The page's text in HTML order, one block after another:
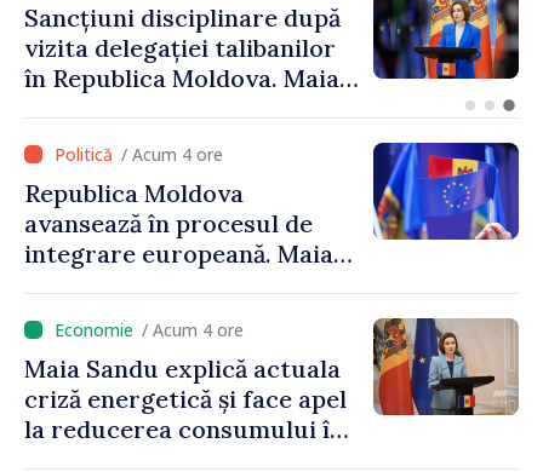
Adunarea Populară a
Găgăuziei trebuie să aibă un
mandat deplin. Președinta
libere și corecte””
/ Acum 4 ore
Republica Moldova
avansează în procesul de
integrare europeană. Maia
niciun stat”
/ Acum 4 ore
Maia Sandu explică actuala
criză energetică și face apel
la reducerea consumului în